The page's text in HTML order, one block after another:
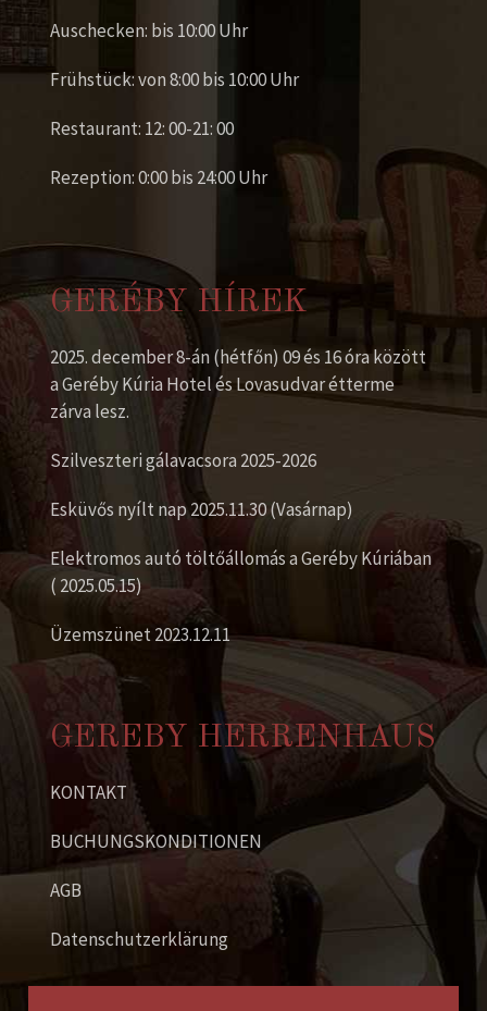
Auschecken: bis 10:00 Uhr
Frühstück: von 8:00 bis 10:00 Uhr
Restaurant: 12: 00-21: 00
Rezeption: 0:00 bis 24:00 Uhr
GERÉBY HÍREK
2025. december 8-án (hétfőn) 09 és 16 óra között
a Geréby Kúria Hotel és Lovasudvar étterme
zárva lesz.
Szilveszteri gálavacsora 2025-2026
Esküvős nyílt nap 2025.11.30 (Vasárnap)
Elektromos autó töltőállomás a Geréby Kúriában
( 2025.05.15)
Üzemszünet 2023.12.11
GEREBY HERRENHAUS
KONTAKT
BUCHUNGSKONDITIONEN
AGB
Datenschutzerklärung